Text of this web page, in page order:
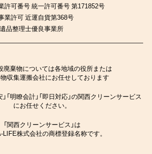
許可番号 統一許可番号 第171852号
業許可 近運自貨第368号
品整理士優良事業所
廃棄物については各地域の役所または
収集運搬会社にお任せしております
「明瞭会計」「即日対応」の関西クリーンサービス
にお任せください。
「関西クリーンサービス」は
LIFE株式会社の商標登録名称です。